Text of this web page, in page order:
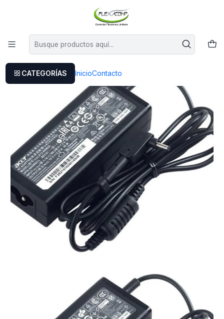
CATEGORÍAS InicioContacto
Este es el texto del slide